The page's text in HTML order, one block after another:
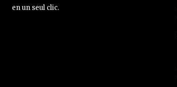
en un seul clic.